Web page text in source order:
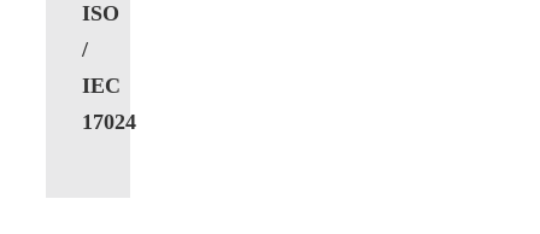
ISO
/
IEC
17024